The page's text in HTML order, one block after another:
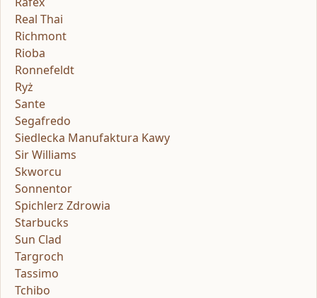
Real Thai
Richmont
Rioba
Ronnefeldt
Ryż
Sante
Segafredo
Siedlecka Manufaktura Kawy
Sir Williams
Skworcu
Sonnentor
Spichlerz Zdrowia
Starbucks
Sun Clad
Targroch
Tassimo
Tchibo